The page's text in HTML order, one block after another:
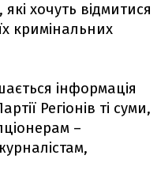
хочуть відмитися
кримінальних
інформація
Регіонів ті суми,
–